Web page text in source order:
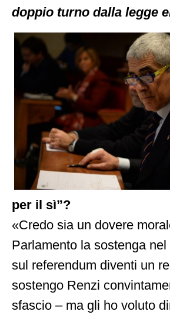
doppio turno dalla legge
per il sì”?
«Credo sia un dovere
Parlamento la sostenga
sul referendum diventi un
sostengo Renzi
sfascio – ma gli ho voluto